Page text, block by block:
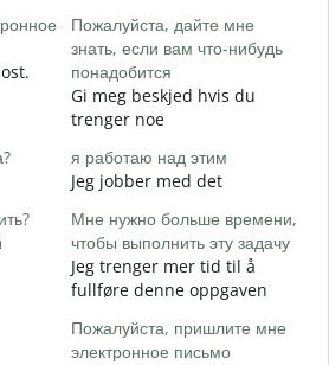
Пожалуйста, дайте мне
знать, если вам что-нибудь
понадобится
Gi meg beskjed hvis du
trenger noe
я работаю над этим
Jeg jobber med det
Мне нужно больше времени,
чтобы выполнить эту задачу
Jeg trenger mer tid til å
fullføre denne oppgaven
Пожалуйста, пришлите мне
электронное письмо